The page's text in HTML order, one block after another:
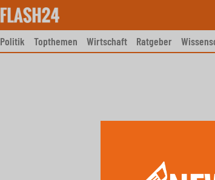
Politik Topthemen Wirtschaft Ratgeber